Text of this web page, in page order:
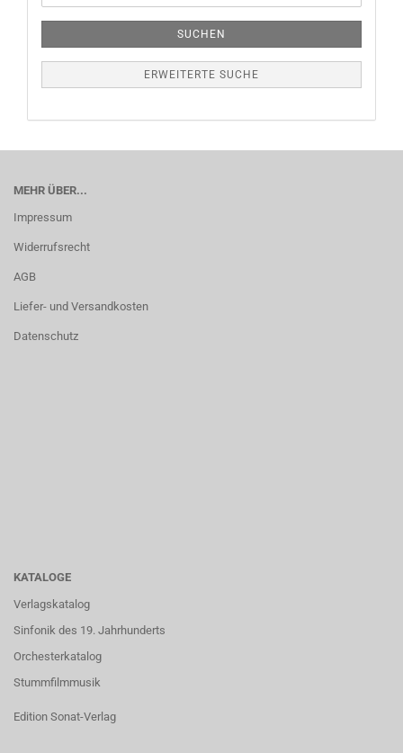
SUCHEN
ERWEITERTE SUCHE
MEHR ÜBER...
Impressum
Widerrufsrecht
AGB
Liefer- und Versandkosten
Datenschutz
KATALOGE
Verlagskatalog
Sinfonik des 19. Jahrhunderts
Orchesterkatalog
Stummfilmmusik
Edition Sonat-Verlag